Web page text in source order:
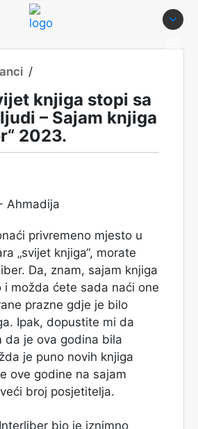
/
knjiga stopi sa
– Sajam knjiga
2023.
privremeno mjesto u
„svijet knjiga“, morate
Da, znam, sajam knjiga
i možda ćete sada naći one
prazne gdje je bilo
Ipak, dopustite mi da
da je ova godina bila
je puno novih knjiga
ove godine na sajam
broj posjetitelja.
bio je iznimno